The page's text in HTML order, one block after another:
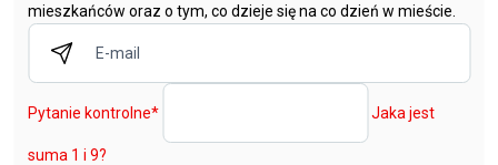
mieszkańców oraz o tym, co dzieje się na co dzień w mieście.
Pytanie kontrolne* Jaka jest
suma 1 i 9?